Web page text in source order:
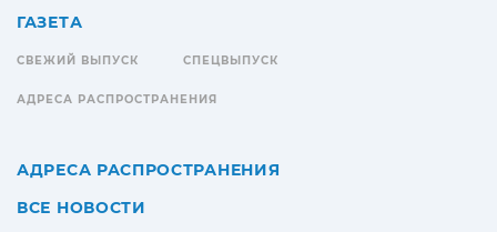
ГАЗЕТА
СВЕЖИЙ ВЫПУСК СПЕЦВЫПУСК
АДРЕСА РАСПРОСТРАНЕНИЯ
АДРЕСА РАСПРОСТРАНЕНИЯ
ВСЕ НОВОСТИ